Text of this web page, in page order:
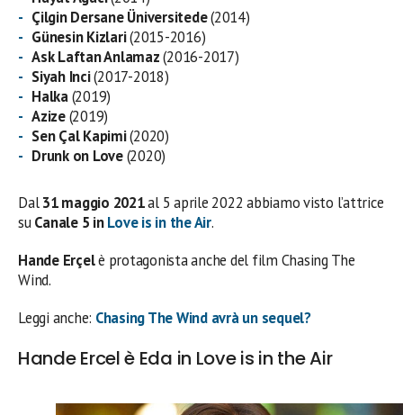
Çilgin Dersane Üniversitede(2014)
Günesin Kizlari(2015-2016)
Ask Laftan Anlamaz(2016-2017)
Siyah Inci(2017-2018)
Halka(2019)
Azize(2019)
Sen Çal Kapimi(2020)
Drunk on Love(2020)
Dal31 maggio 2021al 5 aprile 2022 abbiamo visto l’attrice
suCanale 5 inLove is in the Air.
Hande Erçelè protagonista anche del film Chasing The
Wind.
Leggi anche: Chasing The Wind avrà un sequel?
Hande Ercel è Eda in Love is in the Air